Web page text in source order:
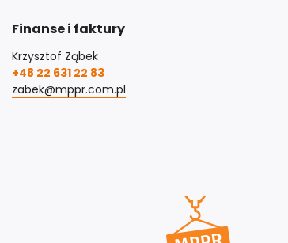
Finanse i faktury
Krzysztof Ząbek
+48 22 631 22 83
zabek@mppr.com.pl